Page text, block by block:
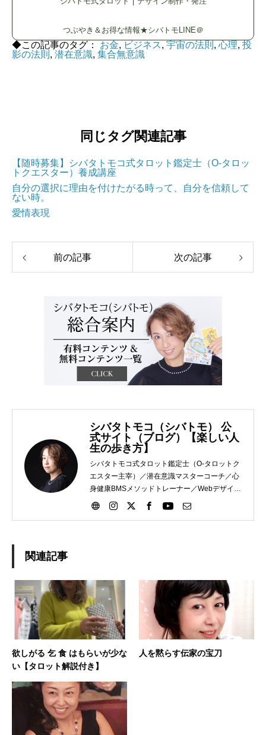
つぶやき＆お得な情報★シバトモLINE＠
◆この記事のタグ： お金, ビジネス, 宇宙の法則 , 心理, 投
影の法則 , 潜在意識, 集合無意識
同じタグ関連記事
【随時募集】シバタトモコ式タロット鑑定士（O-タロッ
トクエスター）養成講座
自分の選択に理由を付けたがる時って、自分を信頼して
ない時。
愛情表現
前の記事 次の記事
シバタトモコ（シバトモ） 公
式サイト（ブログ）【楽しい人
生の歩き方】
シバタトモコ式タロット鑑定士（O-タロットク
エスター主宰）／潜在意識マスターコーチ／心
身健康BMSメソッドトレーナー／Webデザイナ
ー （元心理カウンセラー）
関連記事
欲しがる 乞 食 はもらいが少な
い【タロット解説付き】
人を黙らす伝家の宝刀
INSTA